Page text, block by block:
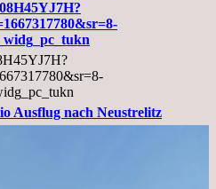
Arztgespräch
und
Diagnose
Lebermetastasen
Ausflug nach Neustrelitz